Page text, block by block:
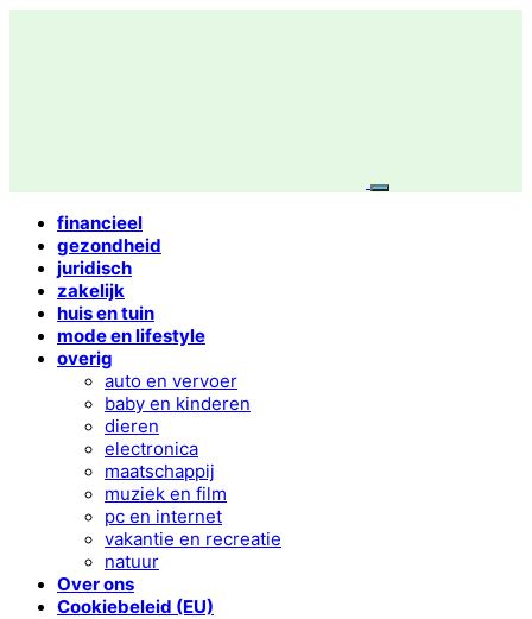
financieel
gezondheid
juridisch
zakelijk
huis en tuin
mode en lifestyle
overig
auto en vervoer
baby en kinderen
dieren
electronica
maatschappij
muziek en film
pc en internet
vakantie en recreatie
natuur
Over ons
Cookiebeleid (EU)